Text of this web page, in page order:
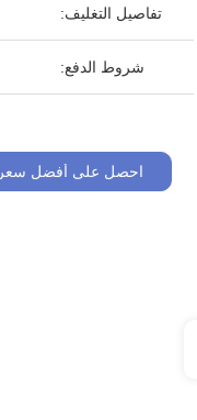
تفاصيل التغليف:
شروط الدفع:
احصل على أفضل سعر